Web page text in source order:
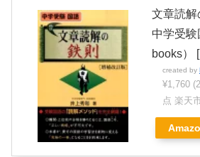
文章読解
中学受
books）
created by
¥1,760
点 楽天